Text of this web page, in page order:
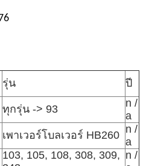
รุ่น ปี
ทุกรุ่น -> 93
n /
a
เพาเวอร์โบลเวอร์ HB260 n /
a
103, 105, 108, 308, 309, n /